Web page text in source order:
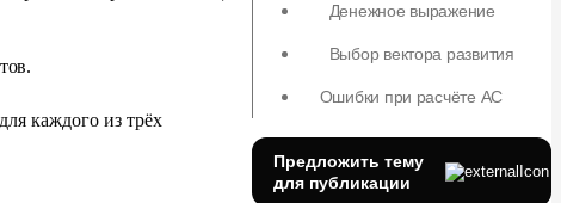
каждого из трёх
Денежное выражение
Выбор вектора развития
Ошибки при расчёте АС
Предложить тему
для публикации